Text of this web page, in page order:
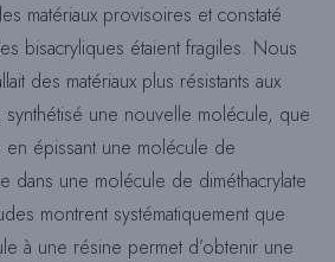
matériaux provisoires et constaté
bisacryliques étaient fragiles. Nous
des matériaux plus résistants aux
une nouvelle molécule, que
épissant une molécule de
dans une molécule de diméthacrylate
montrent systématiquement que
à une résine permet d’obtenir une